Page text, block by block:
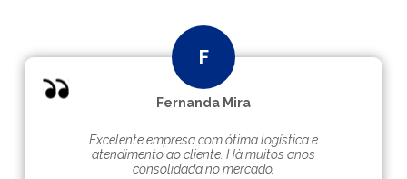
Fernanda Mira
Excelente empresa com ótima logística e
atendimento ao cliente. Hà muitos anos
consolidada no mercado.